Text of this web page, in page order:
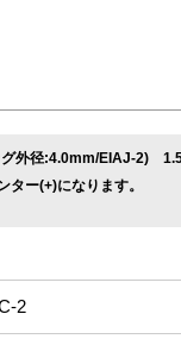
グ外径:4.0mm/EIAJ-2)
ー(+)になります。
2